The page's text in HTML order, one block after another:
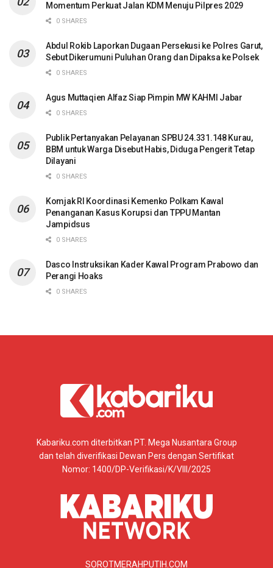
Momentum Perkuat Jalan KDM Menuju Pilpres 2029
0 SHARES
Abdul Rokib Laporkan Dugaan Persekusi ke Polres Garut,
Sebut Dikerumuni Puluhan Orang dan Dipaksa ke Polsek
0 SHARES
Agus Muttaqien Alfaz Siap Pimpin MW KAHMI Jabar
0 SHARES
Publik Pertanyakan Pelayanan SPBU 24.331.148 Kurau,
BBM untuk Warga Disebut Habis, Diduga Pengerit Tetap
Dilayani
0 SHARES
Komjak RI Koordinasi Kemenko Polkam Kawal
Penanganan Kasus Korupsi dan TPPU Mantan
Jampidsus
0 SHARES
Dasco Instruksikan Kader Kawal Program Prabowo dan
Perangi Hoaks
0 SHARES
Kabariku.com diterbitkan PT. Mega Nusantara Group
dan telah diverifikasi Dewan Pers dengan Sertifikat
Nomor: 1400/DP-Verifikasi/K/VIII/2025
SOROTMERAHPUTIH.COM